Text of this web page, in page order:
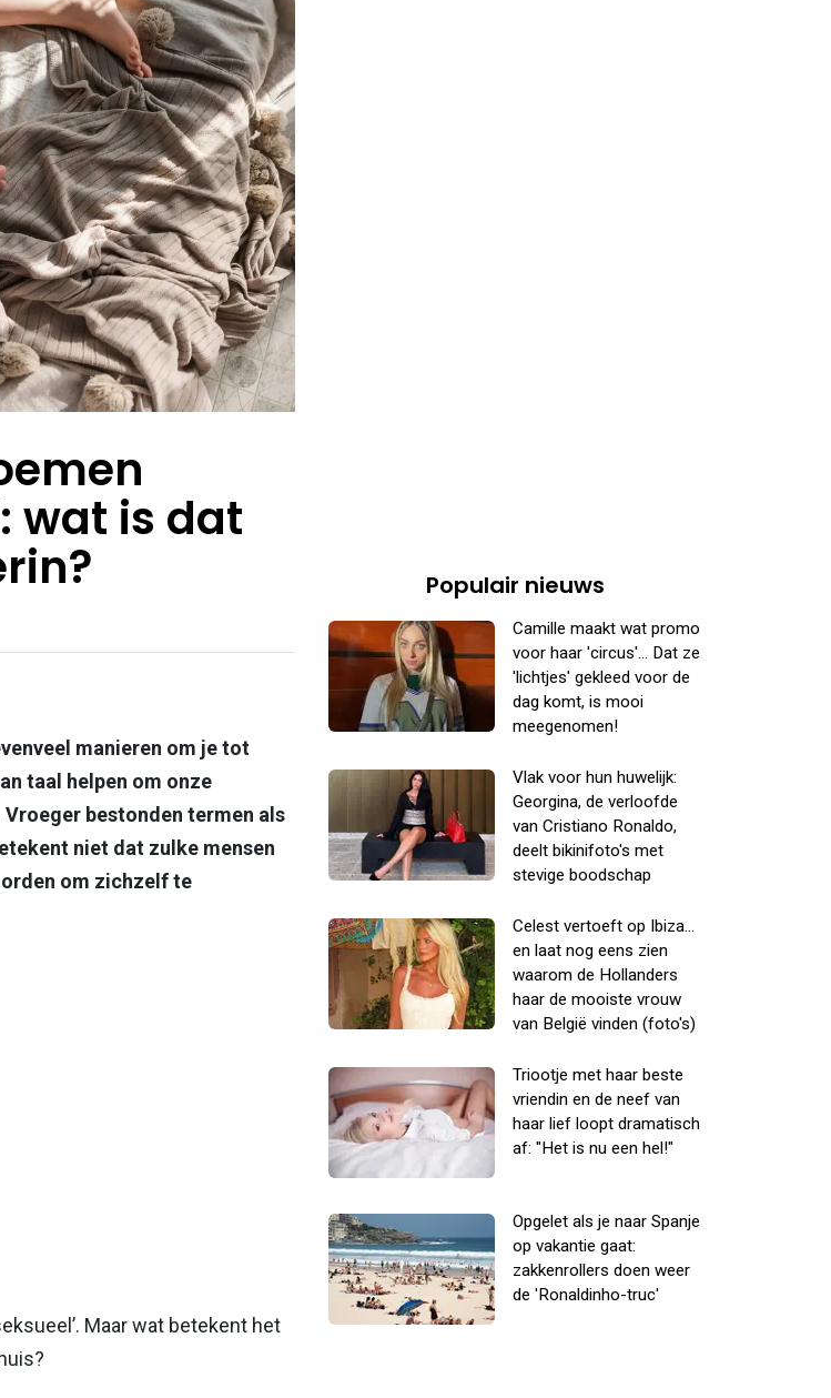
wat is dat
manieren om je tot
taal helpen om onze
bestonden termen als
niet dat zulke mensen
om zichzelf te
Maar wat betekent het
Populair nieuws
Camille maakt wat promo
voor haar 'circus'... Dat ze
'lichtjes' gekleed voor de
dag komt, is mooi
meegenomen!
Vlak voor hun huwelijk:
Georgina, de verloofde
van Cristiano Ronaldo,
deelt bikinifoto's met
stevige boodschap
Celest vertoeft op Ibiza...
en laat nog eens zien
waarom de Hollanders
haar de mooiste vrouw
van België vinden (foto's)
Triootje met haar beste
vriendin en de neef van
haar lief loopt dramatisch
af: "Het is nu een hel!"
Opgelet als je naar Spanje
op vakantie gaat:
zakkenrollers doen weer
de 'Ronaldinho-truc'